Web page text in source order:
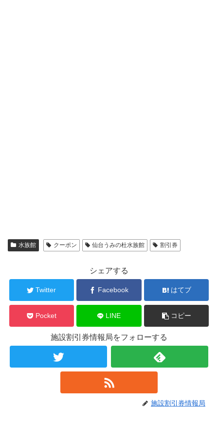
水族館 クーポン 仙台うみの杜水族館 割引券
シェアする
Twitter Facebook はてブ
Pocket LINE コピー
施設割引券情報局をフォローする
施設割引券情報局